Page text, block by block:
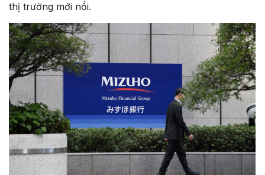
thị trường mới nổi.